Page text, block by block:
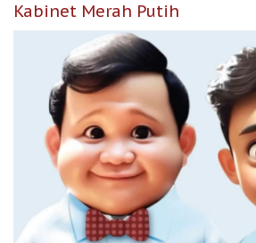
Kabinet Merah Putih